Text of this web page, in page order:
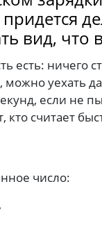
придется
вид, что
есть: ничего
уехать
если не
кто считает
число: